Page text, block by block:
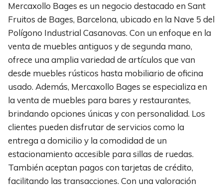
Mercaxollo Bages es un negocio destacado en Sant
Fruitos de Bages, Barcelona, ubicado en la Nave 5 del
Polígono Industrial Casanovas. Con un enfoque en la
venta de muebles antiguos y de segunda mano,
ofrece una amplia variedad de artículos que van
desde muebles rústicos hasta mobiliario de oficina
usado. Además, Mercaxollo Bages se especializa en
la venta de muebles para bares y restaurantes,
brindando opciones únicas y con personalidad. Los
clientes pueden disfrutar de servicios como la
entrega a domicilio y la comodidad de un
estacionamiento accesible para sillas de ruedas.
También aceptan pagos con tarjetas de crédito,
facilitando las transacciones. Con una valoración